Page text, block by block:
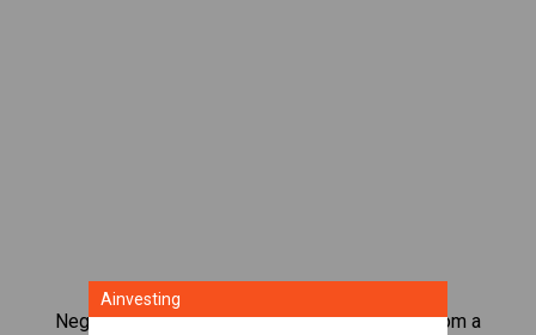
Negocie mais de 1.000 ações internacionais com a
Ainvesting